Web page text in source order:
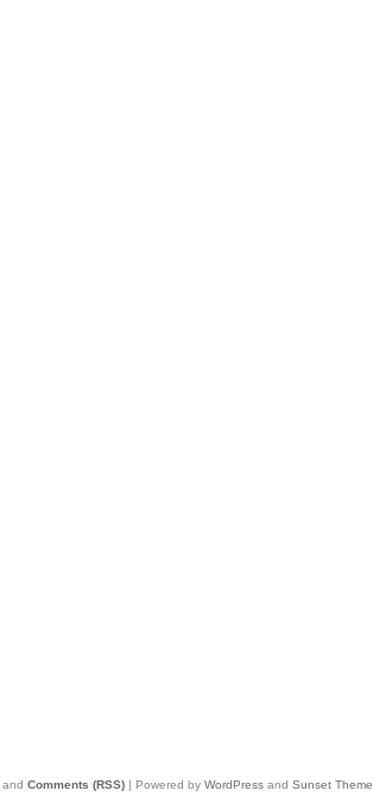
and Comments (RSS) | Powered by WordPress and Sunset Theme